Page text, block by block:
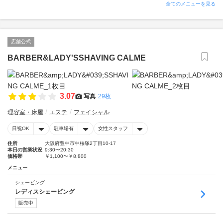
全てのメニューを見る
店舗公式
BARBER&LADY'SSHAVING CALME
3.07 写真 29枚
理容室・床屋 エステ フェイシャル
日祝OK 駐車場有 女性スタッフ
住所
大阪府豊中市中桜塚2丁目10-17
本日の営業状況 9:30〜20:30
価格帯
￥1,100〜￥8,800
メニュー
シェービング
レディスシェービング
販売中